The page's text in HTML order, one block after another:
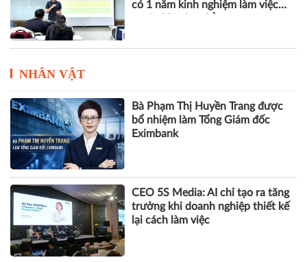
có 1 năm kinh nghiệm làm việc
NHÂN VẬT
Bà Phạm Thị Huyền Trang được
bổ nhiệm làm Tổng Giám đốc
Eximbank
CEO 5S Media: AI chỉ tạo ra tăng
trưởng khi doanh nghiệp thiết kế
lại cách làm việc